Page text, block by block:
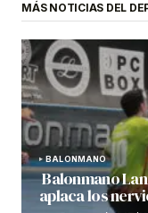
MÁS NOTICIAS DEL
BALONMANO
Balonmano
aplaca los